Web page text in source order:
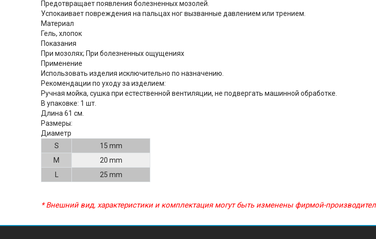
Предотвращает появления болезненных мозолей.
Успокаивает повреждения на пальцах ног вызванные давлением или трением.
Материал
Гель, хлопок
Показания
При мозолях; При болезненных ощущениях
Применение
Использовать изделия исключительно по назначению.
Рекомендации по уходу за изделием:
Ручная мойка, сушка при естественной вентиляции, не подвергать машинной обработке.
В упаковке: 1 шт.
Длина 61 см.
Размеры:
Диаметр
S
15 mm
M
20 mm
25 mm
* Внешний вид, характеристики и комплектация могут быть изменены фирмой-